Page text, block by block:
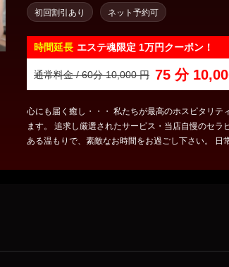
初回割引あり ネット予約可
時間延長 エステ魂限定 1万円クーポン！
通常料金 / 60分 10,000 円 75 分
心にも届く癒し・・・ 私たちが最高のホスピタリティーをご提供致し
ます。 追求し厳選されたサービス・当店自慢のセラピストによる愛の
ある温もりで、素敵なお時間をお過ごし下さい。 日常を忘れリラック
こもった接客でお迎えさせていただきます。 トリートメント技術だけ
ごしてもらえるように完全個室のお部屋をご用意してお